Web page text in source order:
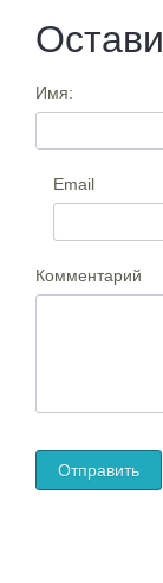
Имя:
Email
Комментарий